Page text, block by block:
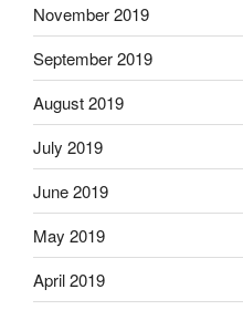
November 2019
September 2019
August 2019
July 2019
June 2019
May 2019
April 2019